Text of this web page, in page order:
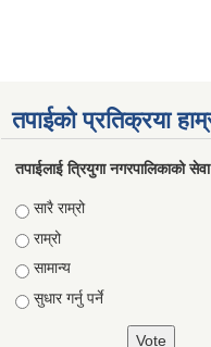
तपाईको प्रतिक्रया
तपाईलाई त्रियुगा नगरपालिकाको
Choices
सारै राम्रो
राम्रो
सामान्य
सुधार गर्नु पर्ने